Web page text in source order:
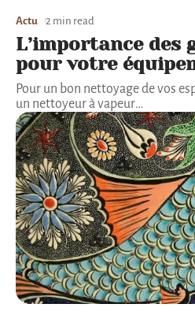
Actu 2 min read
L’importance des
pour votre
Pour un bon nettoyage de vos
un nettoyeur à vapeur…